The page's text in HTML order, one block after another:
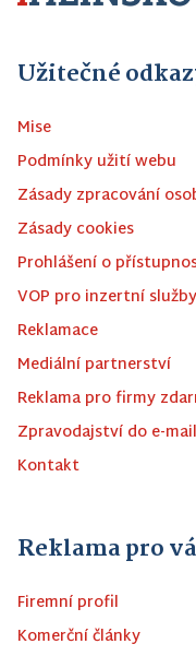
Užitečné
Mise
Podmínky užití webu
Zásady zpracování
Zásady cookies
Prohlášení o
VOP pro inzertní služby
Reklamace
Mediální partnerství
Reklama pro firmy
Zpravodajství do e-
Kontakt
Reklama pro
Firemní profil
Komerční články